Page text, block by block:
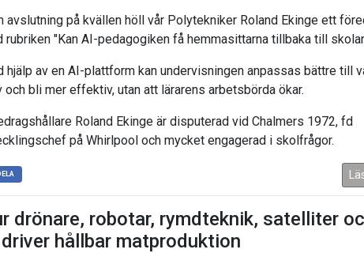
avslutning på kvällen höll vår Polytekniker Roland Ekinge ett
rubriken "Kan AI-pedagogiken få hemmasittarna tillbaka till
hjälp av en AI-plattform kan undervisningen anpassas bättre till
och bli mer effektiv, utan att lärarens arbetsbörda ökar.
Roland Ekinge är disputerad vid Chalmers 1972, fd
på Whirlpool och mycket engagerad i skolfrågor.
drönare, robotar, rymdteknik, satelliter
hållbar matproduktion